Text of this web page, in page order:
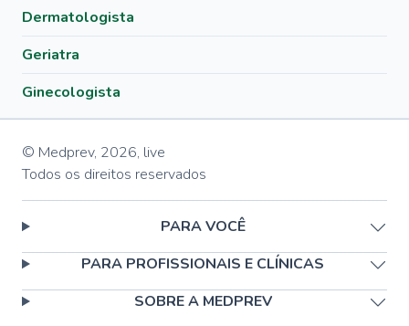
Dermatologista
Geriatra
Ginecologista
© Medprev, 2026, live
Todos os direitos reservados
PARA VOCÊ
PARA PROFISSIONAIS E CLÍNICAS
SOBRE A MEDPREV